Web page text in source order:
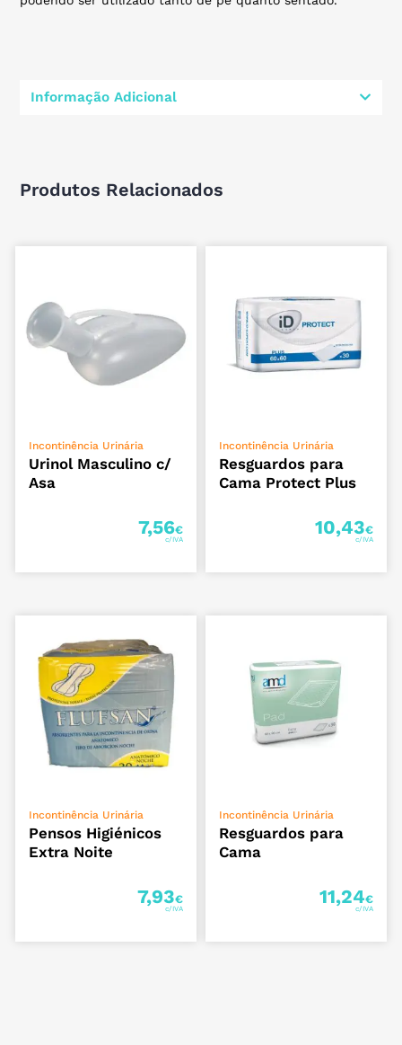
Informação Adicional
Produtos Relacionados
ADICIONAR
Incontinência Urinária
Urinol Masculino c/
Asa
7,56€
ADICIONAR
Incontinência Urinária
Resguardos para
Cama Protect Plus
10,43€
ADICIONAR
Incontinência Urinária
Pensos Higiénicos
Extra Noite
7,93€
ADICIONAR
Incontinência Urinária
Resguardos para
Cama
11,24€